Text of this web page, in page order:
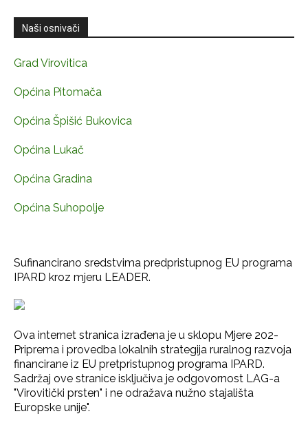
Naši osnivači
Grad Virovitica
Općina Pitomača
Općina Špišić Bukovica
Općina Lukač
Općina Gradina
Općina Suhopolje
Sufinancirano sredstvima predpristupnog EU programa
IPARD kroz mjeru LEADER.
Ova internet stranica izrađena je u sklopu Mjere 202-
Priprema i provedba lokalnih strategija ruralnog razvoja
financirane iz EU pretpristupnog programa IPARD.
Sadržaj ove stranice isključiva je odgovornost LAG-a
"Virovitički prsten" i ne odražava nužno stajališta
Europske unije".